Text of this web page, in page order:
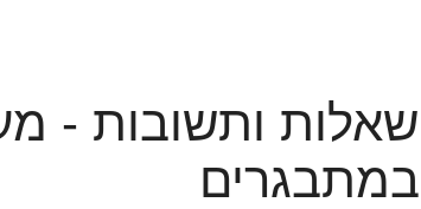
שאלות ותשובות -
במתבגרים